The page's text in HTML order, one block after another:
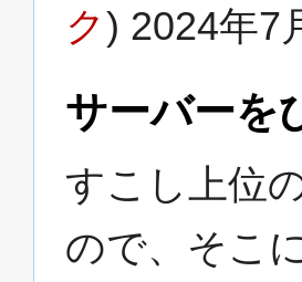
ク) 2024年7
サーバーを
すこし上位
ので、そこ